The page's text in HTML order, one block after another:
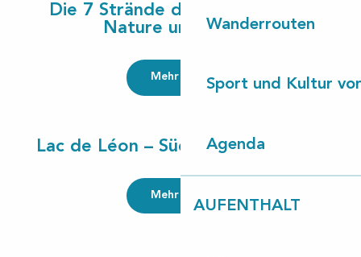
Wanderrouten
Sport und Kultur
Agenda
AUFENTHALT
Die 7 Strände der Côte Landes
Nature und Surfen
Mehr lesen
Lac de Léon – Südstrand von Léon
Mehr lesen